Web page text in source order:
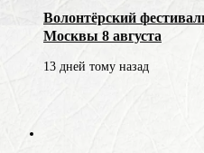
Волонтёрский
Москвы 8 августа
13 дней тому назад